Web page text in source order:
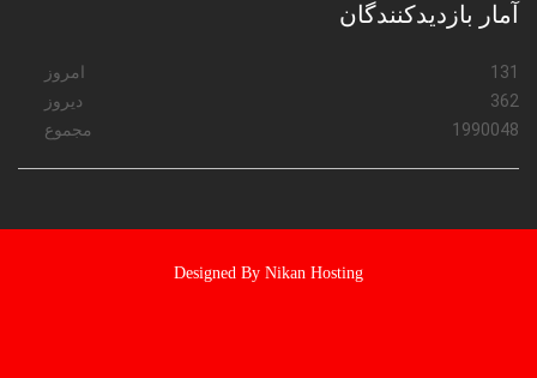
آمار بازدیدکنندگان
امروز
131
دیروز
362
مجموع
1990048
Designed By Nikan Hosting